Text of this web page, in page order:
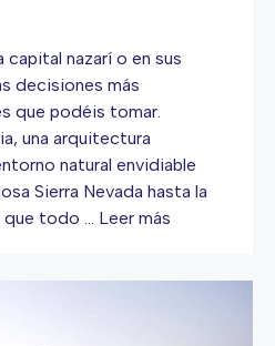
capital nazarí o en sus
decisiones más
que podéis tomar.
una arquitectura
natural envidiable
Sierra Nevada hasta la
que todo … Leer más